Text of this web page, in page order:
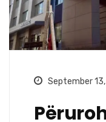
September